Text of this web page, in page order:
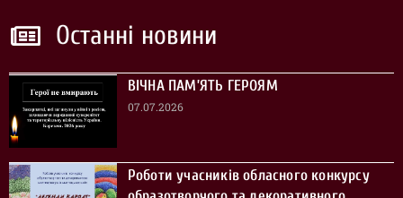
Останні новини
ВІЧНА ПАМ’ЯТЬ ГЕРОЯМ
07.07.2026
Роботи учасників обласного конкурсу